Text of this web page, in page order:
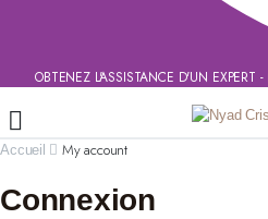
OBTENEZ L'ASSISTANCE D'UN EXPERT -
Accueil My account
Connexion